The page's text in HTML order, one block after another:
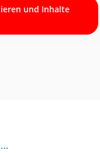
und Inhalte